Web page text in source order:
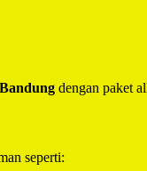
dengan paket
seperti: